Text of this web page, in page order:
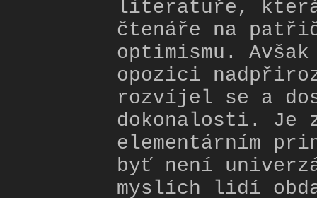
literatuře, která
čtenáře na
optimismu.
opozici
rozvíjel se a
dokonalosti. Je
elementárním
byť není
myslích lidí